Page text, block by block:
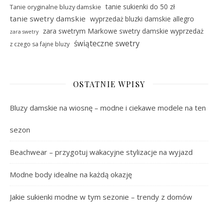
Tanie oryginalne bluzy damskie tanie sukienki do 50 zł
tanie swetry damskie wyprzedaż bluzki damskie allegro
zara swetry zara swetrym Markowe swetry damskie wyprzedaż
z czego sa fajne bluzy świąteczne swetry
OSTATNIE WPISY
Bluzy damskie na wiosnę – modne i ciekawe modele na ten
sezon
Beachwear – przygotuj wakacyjne stylizacje na wyjazd
Modne body idealne na każdą okazję
Jakie sukienki modne w tym sezonie – trendy z domów